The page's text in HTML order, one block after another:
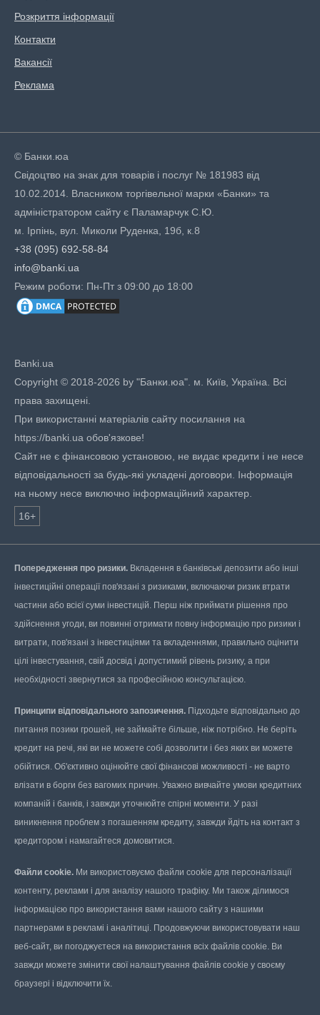
Розкриття інформації
Контакти
Вакансії
Реклама
© Банки.юа
Свідоцтво на знак для товарів і послуг № 181983 від
10.02.2014. Власником торгівельної марки «Банки» та
адміністратором сайту є Паламарчук С.Ю.
м. Ірпінь, вул. Миколи Руденка, 19б, к.8
+38 (095) 692-58-84
info@banki.ua
Режим роботи: Пн-Пт з 09:00 до 18:00
Banki.ua
Copyright © 2018-2026 by "Банки.юа". м. Київ, Україна. Всі
права захищені.
При використанні матеріалів сайту посилання на
https://banki.ua обов'язкове!
Сайт не є фінансовою установою, не видає кредити і не несе
відповідальності за будь-які укладені договори. Інформація
на ньому несе виключно інформаційний характер.
16+
Попередження про ризики. Вкладення в банківські депозити або інші
інвестиційні операції пов'язані з ризиками, включаючи ризик втрати
частини або всієї суми інвестицій. Перш ніж приймати рішення про
здійснення угоди, ви повинні отримати повну інформацію про ризики і
витрати, пов'язані з інвестиціями та вкладеннями, правильно оцінити
цілі інвестування, свій досвід і допустимий рівень ризику, а при
необхідності звернутися за професійною консультацією.
Принципи відповідального запозичення. Підходьте відповідально до
питання позики грошей, не займайте більше, ніж потрібно. Не беріть
кредит на речі, які ви не можете собі дозволити і без яких ви можете
обійтися. Об'єктивно оцінюйте свої фінансові можливості - не варто
влізати в борги без вагомих причин. Уважно вивчайте умови кредитних
компаній і банків, і завжди уточнюйте спірні моменти. У разі
виникнення проблем з погашенням кредиту, завжди йдіть на контакт з
кредитором і намагайтеся домовитися.
Файли cookie. Ми використовуємо файли cookie для персоналізації
контенту, реклами і для аналізу нашого трафіку. Ми також ділимося
інформацією про використання вами нашого сайту з нашими
партнерами в рекламі і аналітиці. Продовжуючи використовувати наш
веб-сайт, ви погоджуєтеся на використання всіх файлів cookie. Ви
завжди можете змінити свої налаштування файлів cookie у своєму
браузері і відключити їх.